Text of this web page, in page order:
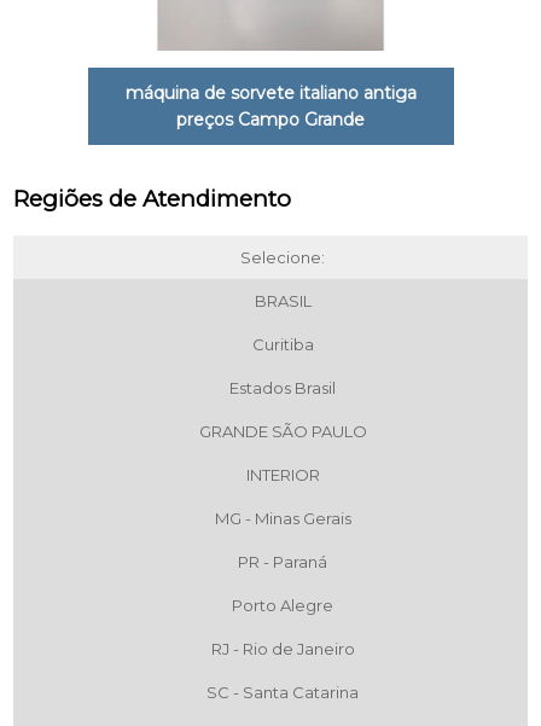
máquina de sorvete italiano antiga
preços Campo Grande
Regiões de Atendimento
Selecione:
BRASIL
Curitiba
Estados Brasil
GRANDE SÃO PAULO
INTERIOR
MG - Minas Gerais
PR - Paraná
Porto Alegre
RJ - Rio de Janeiro
SC - Santa Catarina